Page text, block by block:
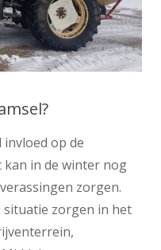
invloed op de
kan in de winter nog
zorgen.
situatie zorgen in het